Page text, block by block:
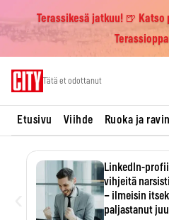
Terassikesä jatkuu! 🍺
Tätä et odottanut
Etusivu Viihde Ruoka ja
LinkedIn-
vihjeitä
– ilmeisin
paljastanut